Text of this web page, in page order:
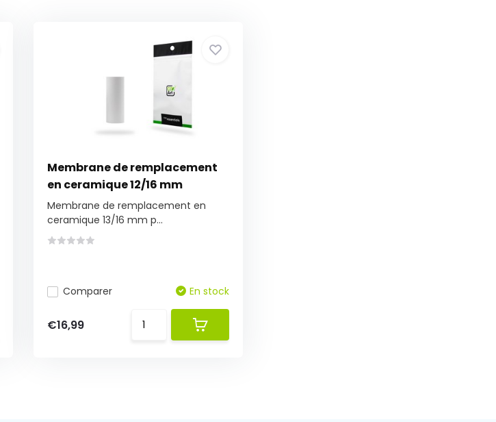
Membrane de remplacement
en ceramique 12/16 mm
Membrane de remplacement en
ceramique 13/16 mm p...
Comparer En stock
€16,99